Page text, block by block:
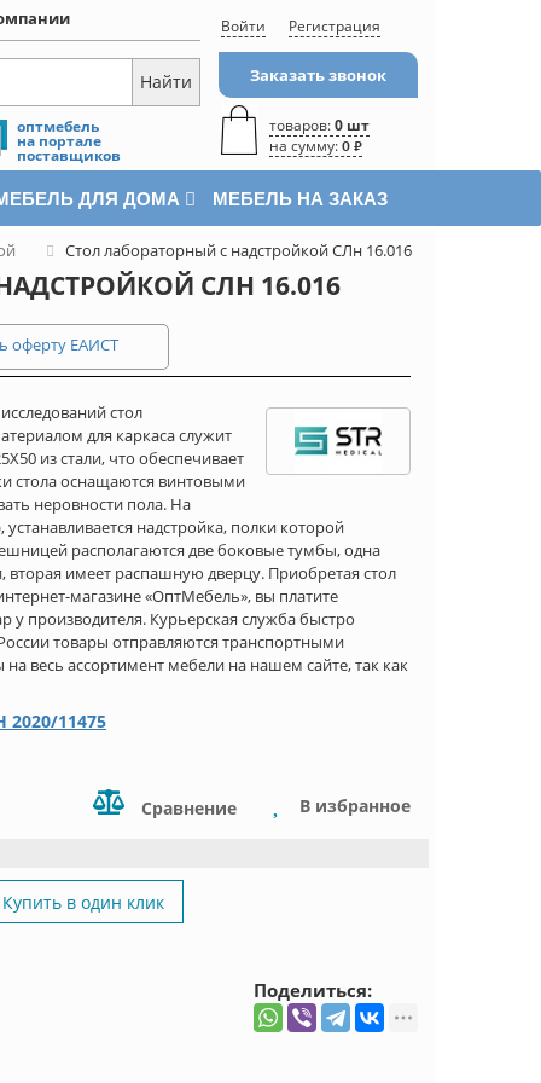
оптмебель
на портале
поставщиков
Войти Регистрация
Заказать звонок
товаров:0 шт
на сумму: 0 ₽
ДЛЯ ДОМА МЕБЕЛЬ НА ЗАКАЗ
Стол лабораторный с надстройкой СЛн 16.016
СЛН 16.016
оферту ЕАИСТ
стол
для каркаса служит
из стали, что обеспечивает
стола оснащаются винтовыми
неровности пола. На
надстройка, полки которой
располагаются две боковые тумбы, одна
имеет распашную дверцу. Приобретая стол
магазине «ОптМебель», вы платите
у производителя. Курьерская служба быстро
товары отправляются транспортными
весь ассортимент мебели на нашем сайте, так как
2020/11475
Сравнение В избранное
Купить в один клик
Поделиться: